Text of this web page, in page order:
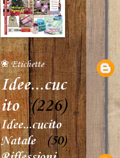
❀ Etichette
Idee...cuc
ito
(226)
Idee...cucito
Natale
(50)